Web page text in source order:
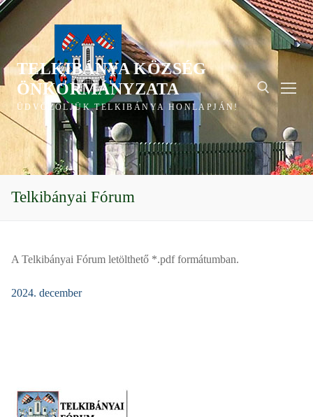
Ugrás
a
tartalomra
TELKIBÁNYA KÖZSÉG
ÖNKORMÁNYZATA
ÜDVÖZÖLJÜK TELKIBÁNYA HONLAPJÁN!
Keresése:
Telkibányai Fórum
A Telkibányai Fórum letölthető *.pdf formátumban.
2024. december